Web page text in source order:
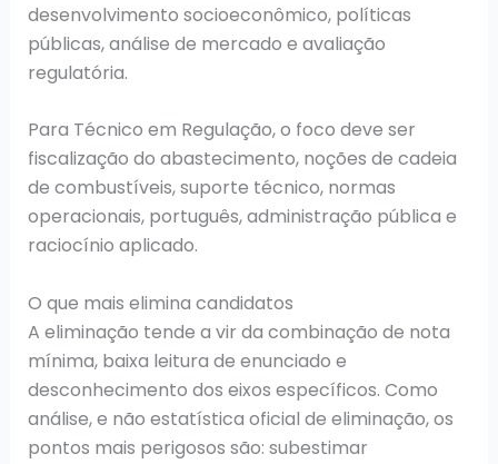
desenvolvimento socioeconômico, políticas
públicas, análise de mercado e avaliação
regulatória.
Para Técnico em Regulação, o foco deve ser
fiscalização do abastecimento, noções de cadeia
de combustíveis, suporte técnico, normas
operacionais, português, administração pública e
raciocínio aplicado.
O que mais elimina candidatos
A eliminação tende a vir da combinação de nota
mínima, baixa leitura de enunciado e
desconhecimento dos eixos específicos. Como
análise, e não estatística oficial de eliminação, os
pontos mais perigosos são: subestimar